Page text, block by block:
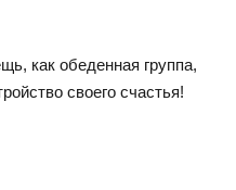
как обеденная группа,
своего счастья!